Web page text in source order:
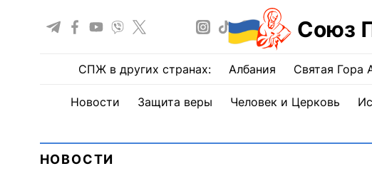
Союз
СПЖ в других странах: Албания Святая Гора
Новости Защита веры Человек и Церковь
НОВОСТИ